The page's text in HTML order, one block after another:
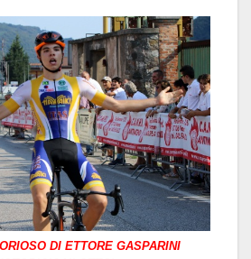
DI ETTORE GASPARINI